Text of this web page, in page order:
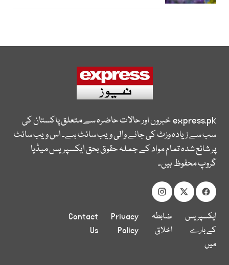
express.pkخبروں اور حالات حاضرہ سے متعلق پاکستان کی
سب سے زیادہ وزٹ کی جانے والی ویب سائٹ ہے۔ اس ویب سائٹ
پر شائع شدہ تمام مواد کے جملہ حقوق بحق ایکسپریس میڈیا
گروپ محفوظ ہیں۔
ایکسپریس
کے بارے
میں
ضابطہ
اخلاق
Privacy
Policy
Contact
Us